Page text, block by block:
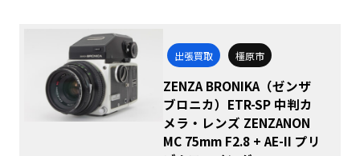
出張買取 橿原市
ZENZA BRONIKA（ゼンザ
ブロニカ）ETR-SP 中判カ
メラ・レンズ ZENZANON
MC 75mm F2.8 + AE-II プリ